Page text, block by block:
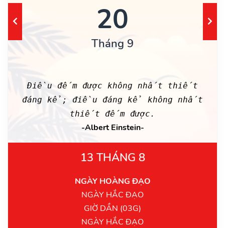
20
Tháng 9
Điều đếm được không nhất thiết
đáng kể; điều đáng kể không nhất
thiết đếm được.
-Albert Einstein-
13 THÁNG 8
NGÀY HOÀNG ĐẠO
NGÀY HẮC ĐẠO
GIỜ DẦN (03G)
NGÀY HẮC ĐẠO